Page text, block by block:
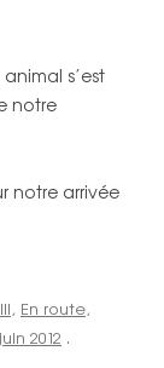
s’est
notre
notre arrivée
, En route,
2012 .